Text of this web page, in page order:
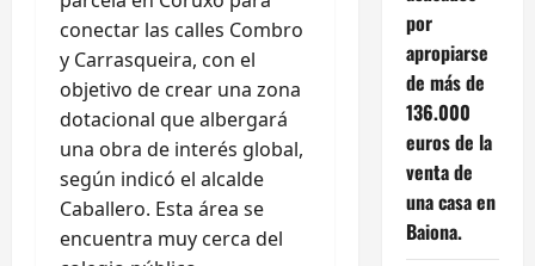
conectar las calles Combro
y Carrasqueira, con el
objetivo de crear una zona
dotacional que albergará
una obra de interés global,
según indicó el alcalde
Caballero. Esta área se
encuentra muy cerca del
por
apropiarse
de más de
136.000
euros de la
venta de
una casa en
Baiona.